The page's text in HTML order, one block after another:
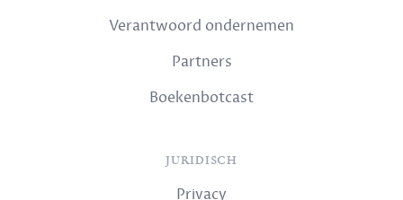
Verantwoord ondernemen
Partners
Boekenbotcast
JURIDISCH
Privacy